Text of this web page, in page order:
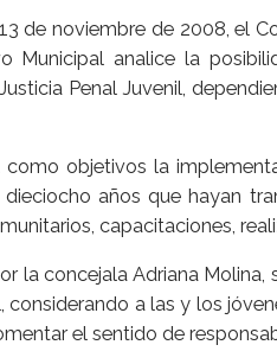
de noviembre de 2008, el
Municipal analice la
Penal Juvenil,
como objetivos la
años que hayan
capacitaciones,
la concejala Adriana
considerando a las y los
el sentido de